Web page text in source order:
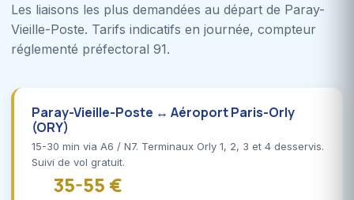
Les liaisons les plus demandées au départ de Paray-
Vieille-Poste. Tarifs indicatifs en journée, compteur
réglementé préfectoral 91.
Paray-Vieille-Poste ↔ Aéroport Paris-Orly
(ORY)
15-30 min via A6 / N7. Terminaux Orly 1, 2, 3 et 4 desservis.
Suivi de vol gratuit.
35-55 €